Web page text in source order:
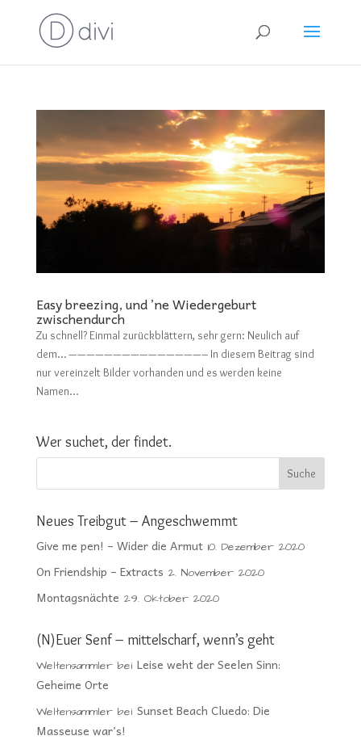
Easy breezing, und ’ne Wiedergeburt
zwischendurch
Zu schnell? Einmal zurückblättern, sehr gern: Neulich auf
dem… ———————————————– In diesem Beitrag sind
nur vereinzelt Bilder vorhanden und es werden keine
Namen...
Wer suchet, der findet.
Neues Treibgut – Angeschwemmt
Give me pen! – Wider die Armut 10. Dezember 2020
On Friendship – Extracts 2. November 2020
Montagsnächte 29. Oktober 2020
(N)Euer Senf – mittelscharf, wenn’s geht
Weltensammlerbei Leise weht der Seelen Sinn:
Geheime Orte
Weltensammlerbei Sunset Beach Cluedo: Die
Masseuse war’s!